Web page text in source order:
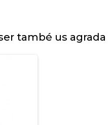
també us agrada